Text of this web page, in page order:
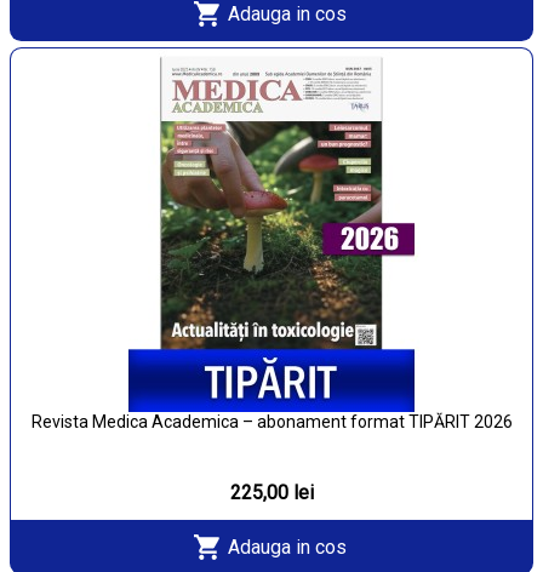
Adauga in cos
Revista Medica Academica – abonament format TIPĂRIT 2026
225,00 lei
Adauga in cos